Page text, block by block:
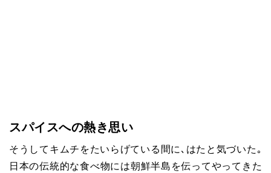
スパイスへの熱き思い
そうしてキムチをたいらげている間に､はたと気づいた｡
日本の伝統的な食べ物には朝鮮半島を伝ってやってきた